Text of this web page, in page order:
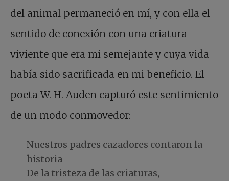
del animal permaneció en mí, y con ella el
sentido de conexión con una criatura
viviente que era mi semejante y cuya vida
había sido sacrificada en mi beneficio. El
poeta W. H. Auden capturó este sentimiento
de un modo conmovedor:
Nuestros padres cazadores contaron la
historia
De la tristeza de las criaturas,